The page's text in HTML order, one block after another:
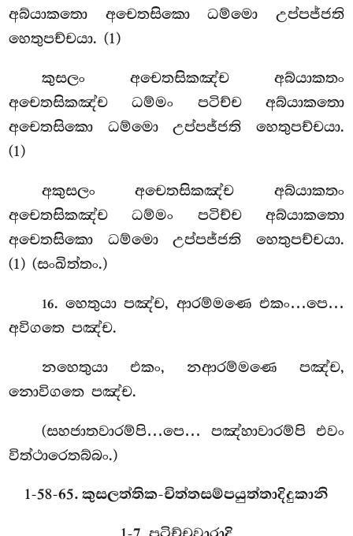
අබ්යාකතො අචෙතසිකො ධම්මො උප්පජ්ජති
හෙතුපච්චයා. (1)
කුසලං අචෙතසිකඤ්ච අබ්යාකතං
අචෙතසිකඤ්ච ධම්මං පටිච්ච අබ්යාකතො
අචෙතසිකො ධම්මො උප්පජ්ජති හෙතුපච්චයා.
(1)
අකුසලංඅචෙතසිකඤ්ච අබ්යාකතං
අචෙතසිකඤ්ච ධම්මං පටිච්ච අබ්යාකතො
අචෙතසිකො ධම්මො උප්පජ්ජති හෙතුපච්චයා.
(1) (සංඛිත්තං.)
16. හෙතුයා පඤ්ච, ආරම්මණෙ එකං…පෙ…
අවිගතෙ පඤ්ච.
නහෙතුයා එකං, නආරම්මණෙ පඤ්ච,
නොවිගතෙ පඤ්ච.
(සහජාතවාරම්පි…පෙ… පඤ්හාවාරම්පි එවං
විත්ථාරෙතබ්බං.)
1-58-65. කුසලත්තික-චිත්තසම්පයුත්තාදිදුකානි